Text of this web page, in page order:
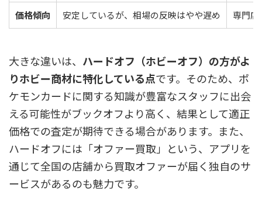
価格傾向 安定しているが、相場の反映はやや遅め 専門
大きな違いは、 ハードオフ（ホビーオフ）の方がよ
りホビー商材に特化している点です。そのため、ポ
ケモンカードに関する知識が豊富なスタッフに出会
える可能性がブックオフより高く、結果として適正
価格での査定が期待できる場合があります。 また、
ハードオフには「オファー買取」という、アプリを
通じて全国の店舗から買取オファーが届く独自のサ
ービスがあるのも魅力です。